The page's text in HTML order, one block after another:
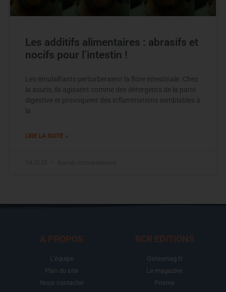
Les additifs alimentaires : abrasifs et
nocifs pour l’intestin !
Les émulsifiants perturberaient la flore intestinale. Chez
la souris, ils agissent comme des détergents de la paroi
digestive et provoquent des inflammations semblables à
la
LIRE LA SUITE »
A PROPOS
L'équipe
Plan du site
Nous contacter
RCR EDITIONS
Osteomag.fr
Le magazine
Prisme